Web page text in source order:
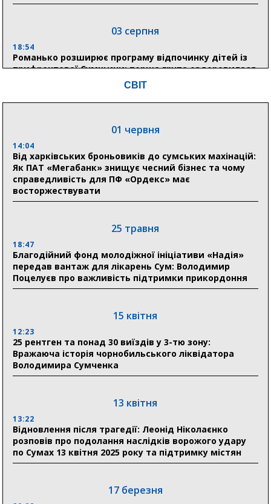
03 серпня
18:54
Романько розширює програму відпочинку дітей із
прифронтової Сумщини: перша група оздоровилася
18:30
відновлення житла майже на 6,6 млн грн
31 липня
21:01
До 19 400 гривень на паливо: Пенсійний фонд
Сумщини пояснив, як отримати допомогу на зиму
«Укрексімбанк» припиняє виплату пенсій: у
Пенсійному фонді Сумщини пояснили, що робити
людям
11:00
30 липня
19:38
Сумська клінічна лікарня Святого Пантелеймона
Олексій Романько долучився до обговорення Плану
стійкості Сумщини з Прем’єр-міністром
18:11
Місто посилює міжнародну співпрацю: Суми
СВІТ
01 червня
14:04
Від харківських броньовиків до сумських махінацій:
Як ПАТ «Мегабанк» знищує чесний бізнес та чому
справедливість для ПФ «Ордекс» має
восторжествувати
25 травня
18:47
Благодійний фонд молодіжної ініціативи «Надія»
передав вантаж для лікарень Сум: Володимир
Поцелуєв про важливість підтримки прикордоння
15 квітня
12:23
25 рентген та понад 30 виїздів у 3-тю зону:
Вражаюча історія чорнобильського ліквідатора
Володимира Сумченка
13 квітня
13:22
Відновлення після трагедії: Леонід Ніколаєнко
розповів про подолання наслідків ворожого удару
по Сумах 13 квітня 2025 року та підтримку містян
17 березня